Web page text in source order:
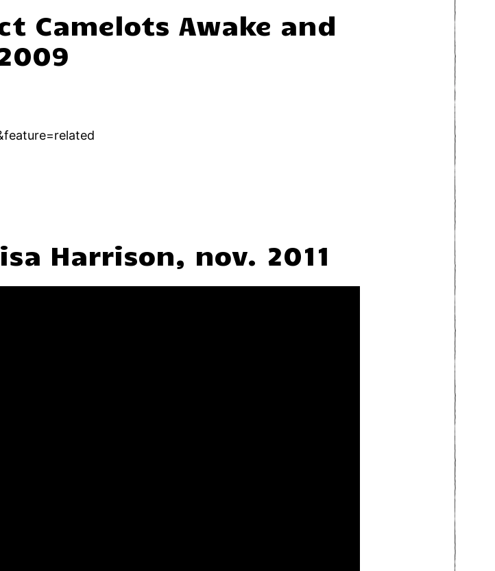
Camelots Awake and
Harrison, nov. 2011